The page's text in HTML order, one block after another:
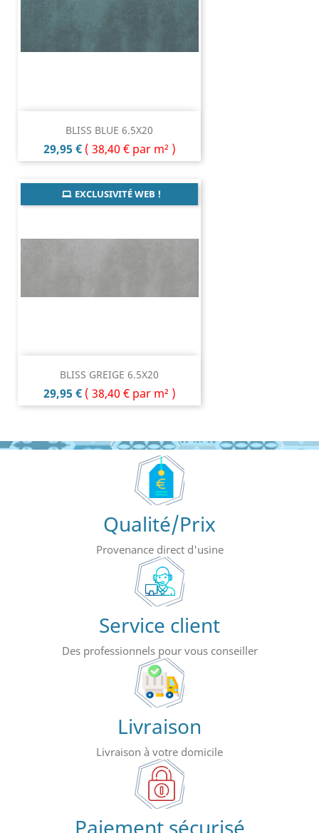
BLISS BLUE 6.5X20
Prix
29,95 € ( 38,40 € par m² )
BLISS GREIGE 6.5X20
Prix
29,95 € ( 38,40 € par m² )
EXCLUSIVITÉ WEB !
Qualité/Prix
Provenance direct d'usine
Service client
Des professionnels pour vous conseiller
Livraison
Livraison à votre domicile
Paiement sécurisé